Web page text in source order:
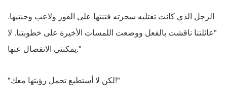
الرجل الذي كانت تعتليه سحرته فتنتها على الفور ولاعب وجنتيها.
"عائلتنا ناقشت بالفعل ووضعت اللمسات الأخيرة على خطوبتنا. لا
يمكنني الانفصال عنها."
"لكن لا أستطيع تحمل رؤيتها معك!"